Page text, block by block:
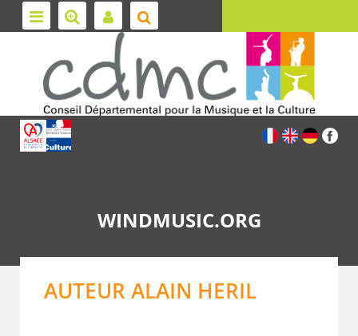
WINDMUSIC.ORG
AUTEUR ALAIN HERIL